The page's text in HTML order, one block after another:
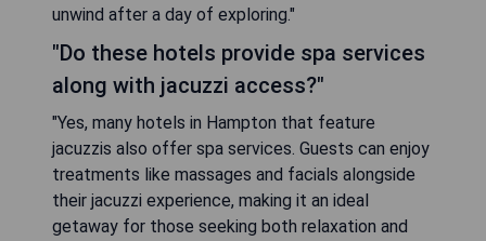
unwind after a day of exploring."
"Do these hotels provide spa services
along with jacuzzi access?"
"Yes, many hotels in Hampton that feature
jacuzzis also offer spa services. Guests can enjoy
treatments like massages and facials alongside
their jacuzzi experience, making it an ideal
getaway for those seeking both relaxation and